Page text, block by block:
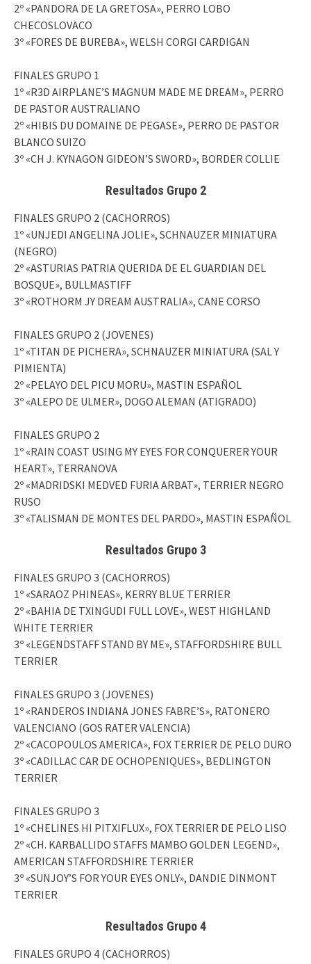
2º «PANDORA DE LA GRETOSA», PERRO LOBO
CHECOSLOVACO
3º «FORES DE BUREBA», WELSH CORGI CARDIGAN
FINALES GRUPO 1
1º «R3D AIRPLANE’S MAGNUM MADE ME DREAM», PERRO
DE PASTOR AUSTRALIANO
2º «HIBIS DU DOMAINE DE PEGASE», PERRO DE PASTOR
BLANCO SUIZO
3º «CH J. KYNAGON GIDEON’S SWORD», BORDER COLLIE
Resultados Grupo 2
FINALES GRUPO 2 (CACHORROS)
1º «UNJEDI ANGELINA JOLIE», SCHNAUZER MINIATURA
(NEGRO)
2º «ASTURIAS PATRIA QUERIDA DE EL GUARDIAN DEL
BOSQUE», BULLMASTIFF
3º «ROTHORM JY DREAM AUSTRALIA», CANE CORSO
FINALES GRUPO 2 (JOVENES)
1º «TITAN DE PICHERA», SCHNAUZER MINIATURA (SAL Y
PIMIENTA)
2º «PELAYO DEL PICU MORU», MASTIN ESPAÑOL
3º «ALEPO DE ULMER», DOGO ALEMAN (ATIGRADO)
FINALES GRUPO 2
1º «RAIN COAST USING MY EYES FOR CONQUERER YOUR
HEART», TERRANOVA
2º «MADRIDSKI MEDVED FURIA ARBAT», TERRIER NEGRO
RUSO
3º «TALISMAN DE MONTES DEL PARDO», MASTIN ESPAÑOL
Resultados Grupo 3
FINALES GRUPO 3 (CACHORROS)
1º «SARAOZ PHINEAS», KERRY BLUE TERRIER
2º «BAHIA DE TXINGUDI FULL LOVE», WEST HIGHLAND
WHITE TERRIER
3º «LEGENDSTAFF STAND BY ME», STAFFORDSHIRE BULL
TERRIER
FINALES GRUPO 3 (JOVENES)
1º «RANDEROS INDIANA JONES FABRE’S», RATONERO
VALENCIANO (GOS RATER VALENCIA)
2º «CACOPOULOS AMERICA», FOX TERRIER DE PELO DURO
3º «CADILLAC CAR DE OCHOPENIQUES», BEDLINGTON
TERRIER
FINALES GRUPO 3
1º «CHELINES HI PITXIFLUX», FOX TERRIER DE PELO LISO
2º «CH. KARBALLIDO STAFFS MAMBO GOLDEN LEGEND»,
AMERICAN STAFFORDSHIRE TERRIER
3º «SUNJOY’S FOR YOUR EYES ONLY», DANDIE DINMONT
TERRIER
Resultados Grupo 4
FINALES GRUPO 4 (CACHORROS)